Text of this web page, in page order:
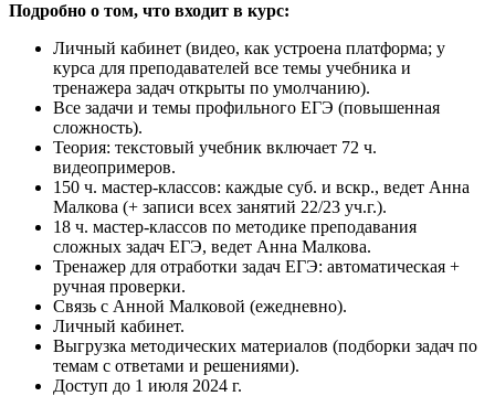
Подробно о том, что входит в курс:
Личный кабинет (видео, как устроена платформа; у
курса для преподавателей все темы учебника и
тренажера задач открыты по умолчанию).
Все задачи и темы профильного ЕГЭ (повышенная
сложность).
Теория: текстовый учебник включает 72 ч.
видеопримеров.
150 ч. мастер-классов: каждые суб. и вскр., ведет Анна
Малкова (+ записи всех занятий 22/23 уч.г.).
18 ч. мастер-классов по методике преподавания
сложных задач ЕГЭ, ведет Анна Малкова.
Тренажер для отработки задач ЕГЭ: автоматическая +
ручная проверки.
Связь с Анной Малковой (ежедневно).
Личный кабинет.
Выгрузка методических материалов (подборки задач по
темам с ответами и решениями).
Доступ до 1 июля 2024 г.